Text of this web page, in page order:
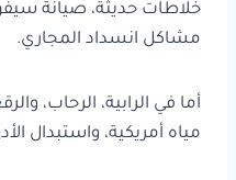
خلاطات حديثة، صيانة
مشاكل انسداد المجاري.
أما في الرابية، الرحاب،
مياه أمريكية، واستبدال